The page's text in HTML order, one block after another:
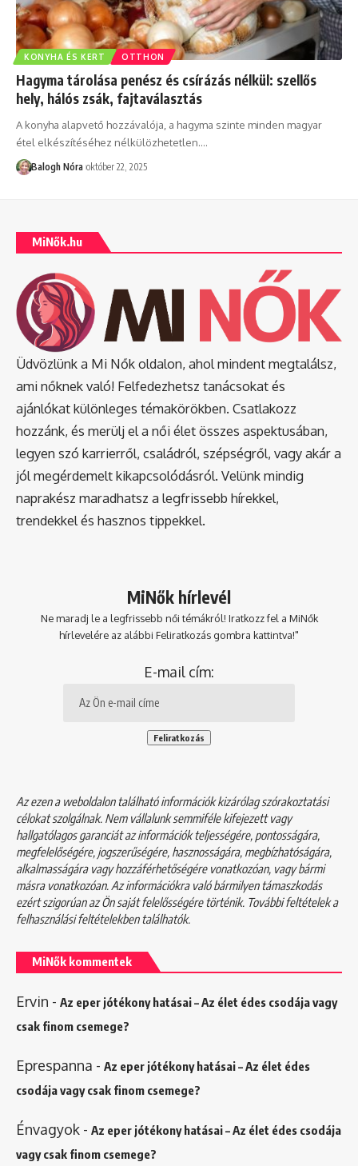
KONYHA ÉS KERT OTTHON
Hagyma tárolása penész és csírázás nélkül: szellős
hely, hálós zsák, fajtaválasztás
A konyha alapvető hozzávalója, a hagyma szinte minden magyar
étel elkészítéséhez nélkülözhetetlen.…
Balogh Nóra október 22, 2025
MiNők.hu
Üdvözlünk a Mi Nők oldalon, ahol mindent megtalálsz,
ami nőknek való! Felfedezhetsz tanácsokat és
ajánlókat különleges témakörökben. Csatlakozz
hozzánk, és merülj el a női élet összes aspektusában,
legyen szó karrierről, családról, szépségről, vagy akár a
jól megérdemelt kikapcsolódásról. Velünk mindig
naprakész maradhatsz a legfrissebb hírekkel,
trendekkel és hasznos tippekkel.
MiNők hírlevél
Ne maradj le a legfrissebb női témákról! Iratkozz fel a MiNők
hírlevelére az alábbi Feliratkozás gombra kattintva!"
E-mail cím:
Az ezen a weboldalon található információk kizárólag szórakoztatási
célokat szolgálnak. Nem vállalunk semmiféle kifejezett vagy
hallgatólagos garanciát az információk teljességére, pontosságára,
megfelelőségére, jogszerűségére, hasznosságára, megbízhatóságára,
alkalmasságára vagy hozzáférhetőségére vonatkozóan, vagy bármi
másra vonatkozóan. Az információkra való bármilyen támaszkodás
ezért szigorúan az Ön saját felelősségére történik. További feltételek a
felhasználási feltételekbentalálhatók.
MiNők kommentek
Ervin - Az eper jótékony hatásai – Az élet édes csodája vagy
csak finom csemege?
Eprespanna - Az eper jótékony hatásai – Az élet édes
csodája vagy csak finom csemege?
Énvagyok - Az eper jótékony hatásai – Az élet édes csodája
vagy csak finom csemege?